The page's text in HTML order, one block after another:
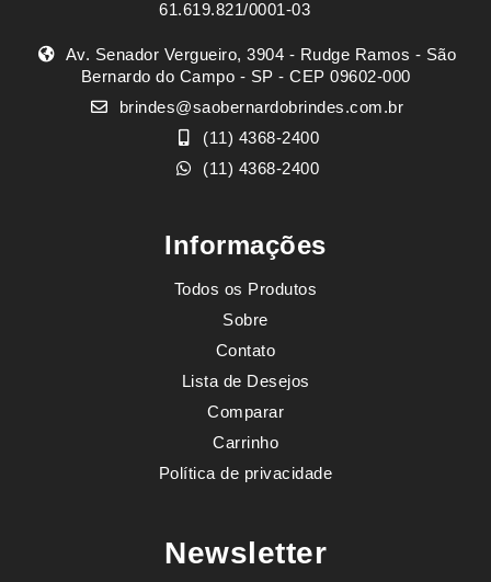
61.619.821/0001-03
Av. Senador Vergueiro, 3904 - Rudge Ramos - São
Bernardo do Campo - SP - CEP 09602-000
brindes@saobernardobrindes.com.br
(11) 4368-2400
(11) 4368-2400
Informações
Todos os Produtos
Sobre
Contato
Lista de Desejos
Comparar
Carrinho
Política de privacidade
Newsletter